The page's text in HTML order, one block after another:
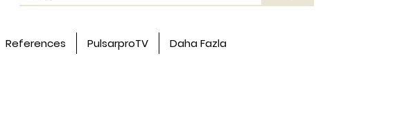
References PulsarproTV Daha Fazla